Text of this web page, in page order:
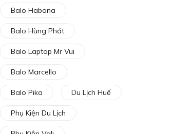
Balo Habana
Balo Hùng Phát
Balo Laptop Mr Vui
Balo Marcello
Balo Pika Du Lịch Huế
Phụ Kiện Du Lịch